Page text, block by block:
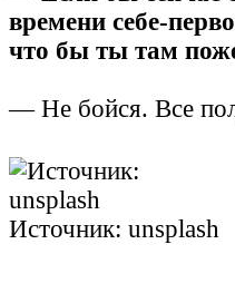
времени себе-
что бы ты там
— Не бойся. Все
Источник: unsplash